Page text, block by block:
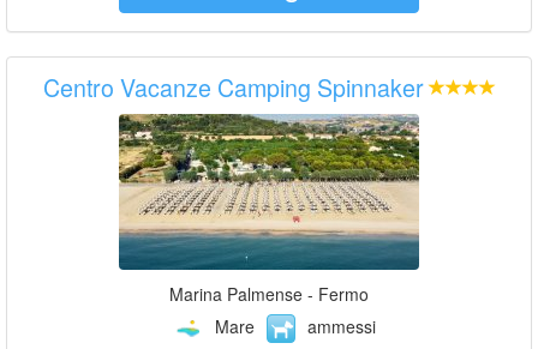
Centro Vacanze Camping Spinnaker
Marina Palmense - Fermo
Mare
ammessi